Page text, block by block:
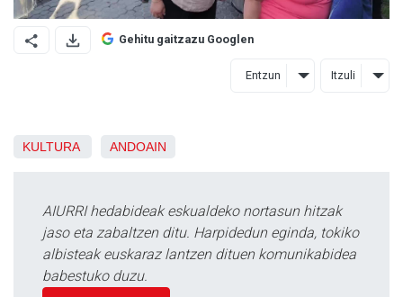
Gehitu gaitzazu Googlen
Entzun Itzuli
KULTURA ANDOAIN
AIURRI hedabideak eskualdeko nortasun hitzak
jaso eta zabaltzen ditu. Harpidedun eginda, tokiko
albisteak euskaraz lantzen dituen komunikabidea
babestuko duzu.